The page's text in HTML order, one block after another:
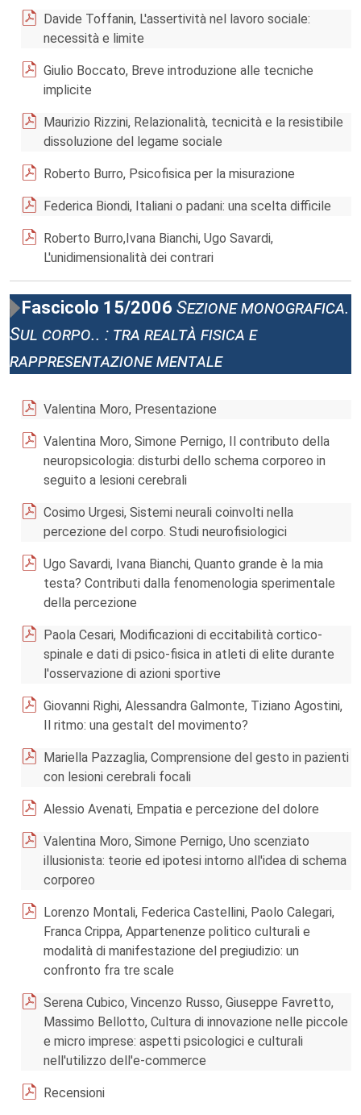
Davide Toffanin, L'assertività nel lavoro sociale:
necessità e limite
Giulio Boccato, Breve introduzione alle tecniche
implicite
Maurizio Rizzini, Relazionalità, tecnicità e la resistibile
dissoluzione del legame sociale
Roberto Burro, Psicofisica per la misurazione
Federica Biondi, Italiani o padani: una scelta difficile
Roberto Burro,Ivana Bianchi, Ugo Savardi,
L'unidimensionalità dei contrari
Fascicolo 15/2006 Sezione monografica.
Sul corpo.. : tra realtà fisica e
rappresentazione mentale
Valentina Moro, Presentazione
Valentina Moro, Simone Pernigo, Il contributo della
neuropsicologia: disturbi dello schema corporeo in
seguito a lesioni cerebrali
Cosimo Urgesi, Sistemi neurali coinvolti nella
percezione del corpo. Studi neurofisiologici
Ugo Savardi, Ivana Bianchi, Quanto grande è la mia
testa? Contributi dalla fenomenologia sperimentale
della percezione
Paola Cesari, Modificazioni di eccitabilità cortico-
spinale e dati di psico-fisica in atleti di elite durante
l'osservazione di azioni sportive
Giovanni Righi, Alessandra Galmonte, Tiziano Agostini,
Il ritmo: una gestalt del movimento?
Mariella Pazzaglia, Comprensione del gesto in pazienti
con lesioni cerebrali focali
Alessio Avenati, Empatia e percezione del dolore
Valentina Moro, Simone Pernigo, Uno scenziato
illusionista: teorie ed ipotesi intorno all'idea di schema
corporeo
Lorenzo Montali, Federica Castellini, Paolo Calegari,
Franca Crippa, Appartenenze politico culturali e
modalità di manifestazione del pregiudizio: un
confronto fra tre scale
Serena Cubico, Vincenzo Russo, Giuseppe Favretto,
Massimo Bellotto, Cultura di innovazione nelle piccole
e micro imprese: aspetti psicologici e culturali
nell'utilizzo dell'e-commerce
Recensioni